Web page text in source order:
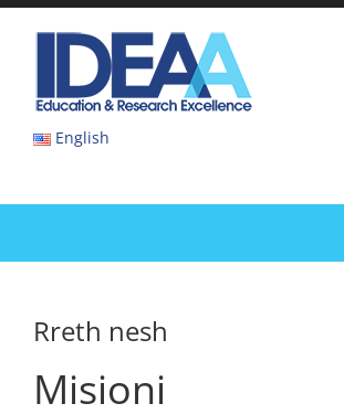
Skip
English
Rreth nesh
Misioni